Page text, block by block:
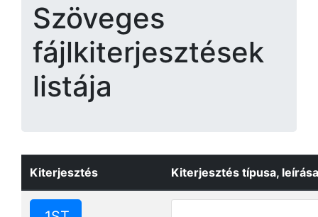
Szöveges
fájlkiterjesztések
listája
Kiterjesztés Kiterjesztés típusa, leírása